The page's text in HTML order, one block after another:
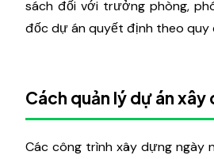
sách đối với trưởng phòng,
đốc dự án quyết định theo quy
Cách quản lý dự án xây
Các công trình xây dựng ngày